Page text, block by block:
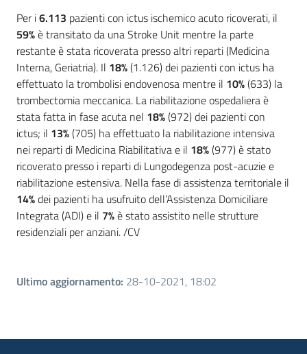
Per i6.113 pazienti con ictus ischemico acuto ricoverati, il
59%è transitato da una Stroke Unit mentre la parte
restante è stata ricoverata presso altri reparti (Medicina
Interna, Geriatria). Il 18%(1.126) dei pazienti con ictus ha
effettuato la trombolisi endovenosa mentre il 10%(633) la
trombectomia meccanica. La riabilitazione ospedaliera è
stata fatta in fase acuta nel 18%(972) dei pazienti con
ictus; il 13%(705) ha effettuato la riabilitazione intensiva
nei reparti di Medicina Riabilitativa e il 18%(977) è stato
ricoverato presso i reparti di Lungodegenza post-acuzie e
riabilitazione estensiva. Nella fase di assistenza territoriale il
14%dei pazienti ha usufruito dell’Assistenza Domiciliare
Integrata (ADI) e il 7%è stato assistito nelle strutture
residenziali per anziani. /CV
Ultimo aggiornamento: 28-10-2021, 18:02